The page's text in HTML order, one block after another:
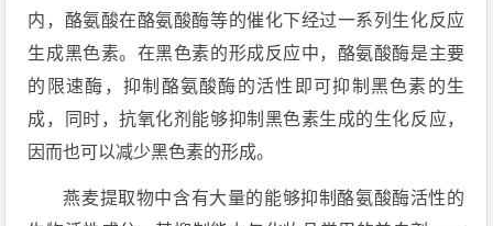
内，酪氨酸在酪氨酸酶等的催化下经过一系列生化反应
生成黑色素。在黑色素的形成反应中，酪氨酸酶是主要
的限速酶，抑制酪氨酸酶的活性即可抑制黑色素的生
成，同时，抗氧化剂能够抑制黑色素生成的生化反应，
因而也可以减少黑色素的形成。
燕麦提取物中含有大量的能够抑制酪氨酸酶活性的